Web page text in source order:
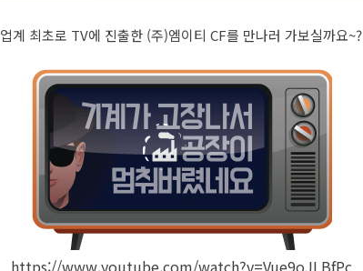
업계 최초로 TV에 진출한 (주)엠이티 CF를 만나러 가보실까요~?
https://www.youtube.com/watch?v=Vue9oJLBfPc